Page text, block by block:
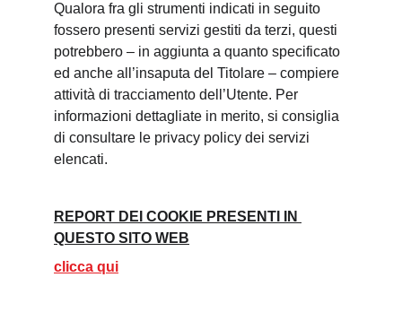
Qualora fra gli strumenti indicati in seguito
fossero presenti servizi gestiti da terzi, questi
potrebbero – in aggiunta a quanto specificato
ed anche all’insaputa del Titolare – compiere
attività di tracciamento dell’Utente. Per
informazioni dettagliate in merito, si consiglia
di consultare le privacy policy dei servizi
elencati.
REPORT DEI COOKIE PRESENTI IN
QUESTO SITO WEB
clicca qui